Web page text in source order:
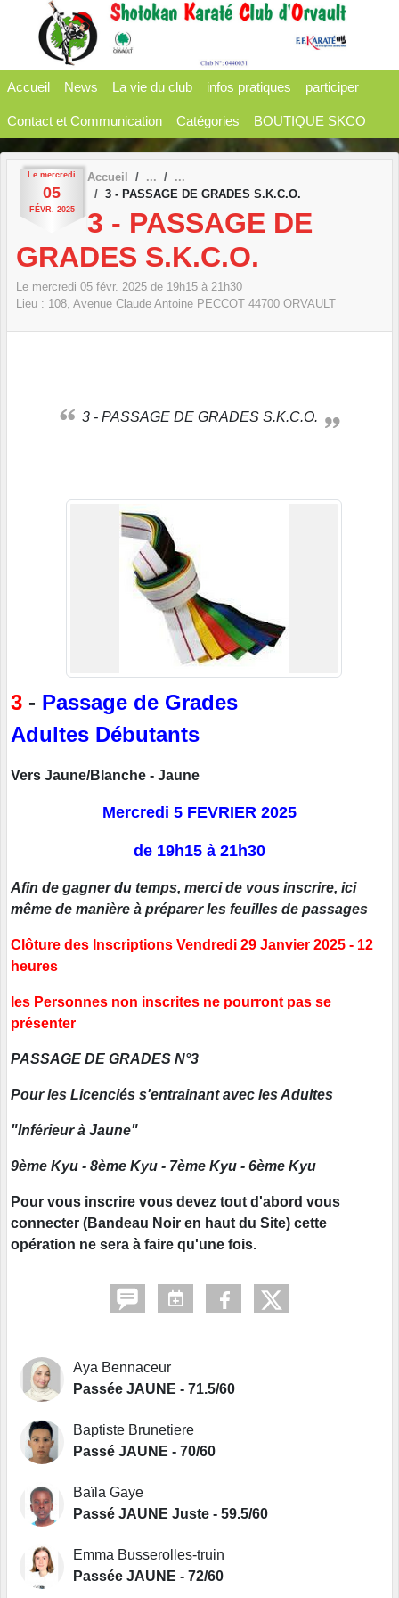
Accueil News La vie du club infos pratiques participer
Contact et Communication Catégories BOUTIQUE SKCO
Le mercredi
05
FÉVR. 2025
Accueil
3 - PASSAGE DE GRADES S.K.C.O.
3 - PASSAGE DE
GRADES S.K.C.O.
Le mercredi 05 févr. 2025 de 19h15 à 21h30
Lieu : 108, Avenue Claude Antoine PECCOT 44700 ORVAULT
3 - PASSAGE DE GRADES S.K.C.O.
3 - Passage de Grades
Adultes Débutants
Vers Jaune/Blanche - Jaune
Mercredi 5 FEVRIER 2025
de 19h15 à 21h30
Afin de gagner du temps, merci de vous inscrire, ici
même de manière à préparer les feuilles de passages
Clôture des Inscriptions Vendredi 29 Janvier 2025 - 12
heures
les Personnes non inscrites ne pourront pas se
présenter
PASSAGE DE GRADES N°3
Pour les Licenciés s'entrainant avec les Adultes
"Inférieur à Jaune"
9ème Kyu - 8ème Kyu - 7ème Kyu - 6ème Kyu
Pour vous inscrire vous devez tout d'abord vous
connecter (Bandeau Noir en haut du Site) cette
opération ne sera à faire qu'une fois.
Aya Bennaceur
Passée JAUNE - 71.5/60
Baptiste Brunetiere
Passé JAUNE - 70/60
Baïla Gaye
Passé JAUNE Juste - 59.5/60
Emma Busserolles-truin
Passée JAUNE - 72/60
Panneau de gestion des cookies